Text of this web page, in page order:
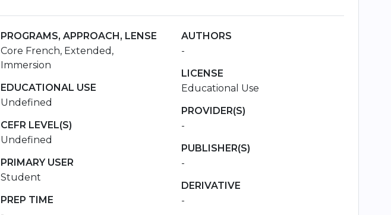
PROGRAMS, APPROACH, LENSE
Core French, Extended,
Immersion
EDUCATIONAL USE
Undefined
CEFR LEVEL(S)
Undefined
PRIMARY USER
Student
PREP TIME
AUTHORS
-
LICENSE
Educational Use
PROVIDER(S)
-
PUBLISHER(S)
-
DERIVATIVE
-